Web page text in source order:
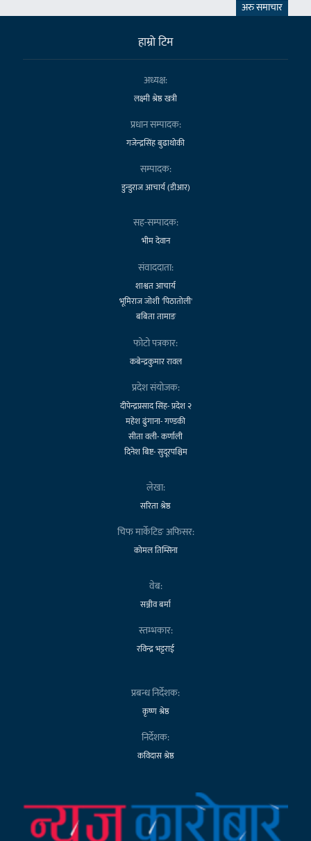
अरु समाचार
हाम्राे टिम
अध्यक्ष:
लक्ष्मी श्रेष्ठ खत्री
प्रधान सम्पादक:
गजेन्द्रसिंह बुढाथोकी
सम्पादक:
डुन्डुराज आचार्य (डीआर)
सह-सम्पादक:
भीम देवान
संवाददाता:
शाश्वत आचार्य
भूमिराज जोशी 'पिठातोली'
बबिता तामाङ
फोटो पत्रकार:
कबेन्द्रकुमार रावल
प्रदेश संयोजक:
दीपेन्द्रप्रसाद सिंह- प्रदेश २
महेश ढुंगाना- गण्डकी
सीता वली- कर्णाली
दिनेश बिष्ट- सुदूरपश्चिम
लेखा:
सरिता श्रेष्ठ
चिफ मार्केटिङ अफिसर:
कोमल तिम्सिना
वेब:
सञ्जीव बर्मा
स्तम्भकार:
रविन्द्र भट्टराई
प्रबन्ध निर्देशक:
कृष्ण श्रेष्ठ
निर्देशक:
कविदास श्रेष्ठ